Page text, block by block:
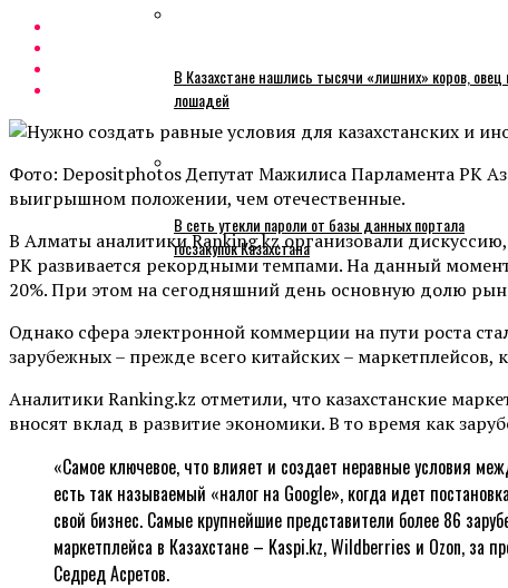
В Казахстане нашлись тысячи «лишних» коров, овец
лошадей
В сеть утекли пароли от базы данных портала
госзакупок Казахстана
Фото: Depositphotos Депутат Мажилиса Парламента РК
выигрышном положении, чем отечественные.
В Алматы аналитики Ranking.kz организовали
РК развивается рекордными темпами. На данный момент
20%. При этом на сегодняшний день основную долю
Однако сфера электронной коммерции на пути роста
зарубежных – прежде всего китайских – маркетплейсов,
Аналитики Ranking.kz отметили, что казахстанские
вносят вклад в развитие экономики. В то время как
«Самое ключевое, что влияет и создает неравные условия
есть так называемый «налог на Google», когда идет
свой бизнес. Самые крупнейшие представители более 86
маркетплейса в Казахстане – Kaspi.kz, Wildberries и Ozon, за
Седред Асретов.